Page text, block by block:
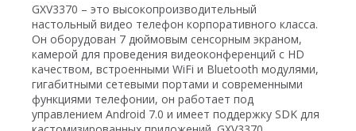
GXV3370 – это высокопроизводительный
настольный видео телефон корпоративного класса.
Он оборудован 7 дюймовым сенсорным экраном,
камерой для проведения видеоконференций с HD
качеством, встроенными WiFi и Bluetooth модулями,
гигабитными сетевыми портами и современными
функциями телефонии, он работает под
управлением Android 7.0 и имеет поддержку SDK для